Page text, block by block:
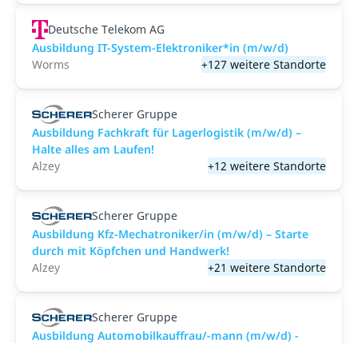
Deutsche Telekom AG
Ausbildung IT-System-Elektroniker*in (m/w/d)
Worms
+127 weitere Standorte
Scherer Gruppe
Ausbildung Fachkraft für Lagerlogistik (m/w/d) –
Halte alles am Laufen!
Alzey
+12 weitere Standorte
Scherer Gruppe
Ausbildung Kfz-Mechatroniker/in (m/w/d) – Starte
durch mit Köpfchen und Handwerk!
Alzey
+21 weitere Standorte
Scherer Gruppe
Ausbildung Automobilkauffrau/-mann (m/w/d) -